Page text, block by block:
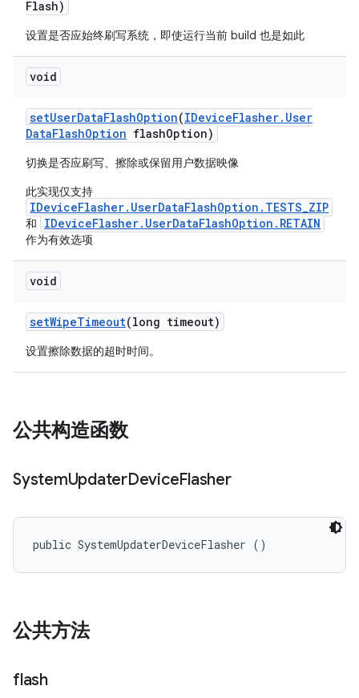
Flash)
设置是否应始终刷写系统，即使运行当前 build 也是如此
void
setUserDataFlashOption(IDeviceFlasher. User
DataFlashOption flashOption)
切换是否应刷写、擦除或保留用户数据映像
此实现仅支持
IDeviceFlasher.UserDataFlashOption.TESTS_ZIP
和 IDeviceFlasher.UserDataFlashOption.RETAIN
作为有效选项
void
setWipeTimeout(long timeout)
设置擦除数据的超时时间。
公共构造函数
SystemUpdaterDeviceFlasher
public SystemUpdaterDeviceFlasher ()
公共方法
flash